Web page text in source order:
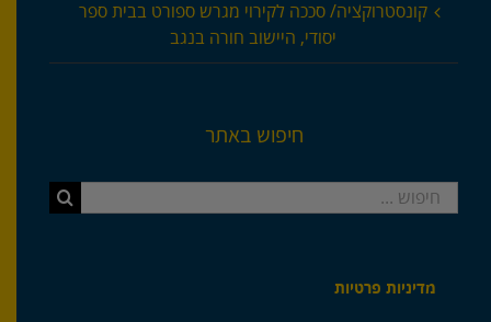
קונסטרוקציה/ סככה לקירוי מגרש ספורט בבית ספר
יסודי, היישוב חורה בנגב
חיפוש באתר
חיפוש...
מדיניות פרטיות